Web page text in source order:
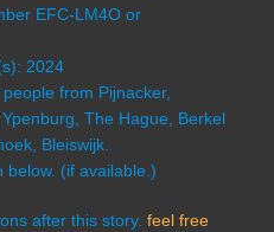
EFC-LM4O or
2024
from Pijnacker,
The Hague, Berkel
Bleiswijk.
below. (if available.)
after this story. feel free